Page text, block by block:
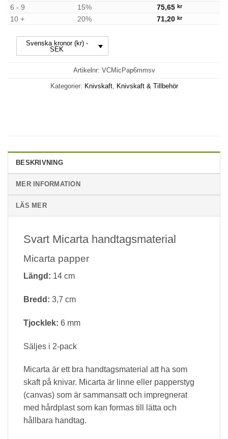
6 - 9 15% 75,65 kr
10 + 20% 71,20 kr
Svenska kronor (kr) -
SEK
Artikelnr: VCMicPap6mmsv
Kategorier: Knivskaft, Knivskaft & Tillbehör
BESKRIVNING
MER INFORMATION
LÄS MER
Svart Micarta handtagsmaterial
Micarta papper
Längd: 14 cm
Bredd: 3,7 cm
Tjocklek: 6 mm
Säljes i 2-pack
Micarta är ett bra handtagsmaterial att ha som
skaft på knivar. Micarta är linne eller papperstyg
(canvas) som är sammansatt och impregnerat
med hårdplast som kan formas till lätta och
hållbara handtag.